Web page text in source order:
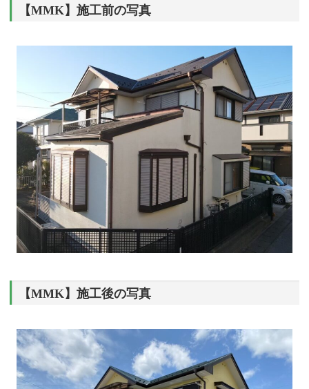
【MMK】施工前の写真
【MMK】施工後の写真